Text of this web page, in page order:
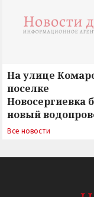
На улице
поселке
Новосергиевка
новый
Все новости